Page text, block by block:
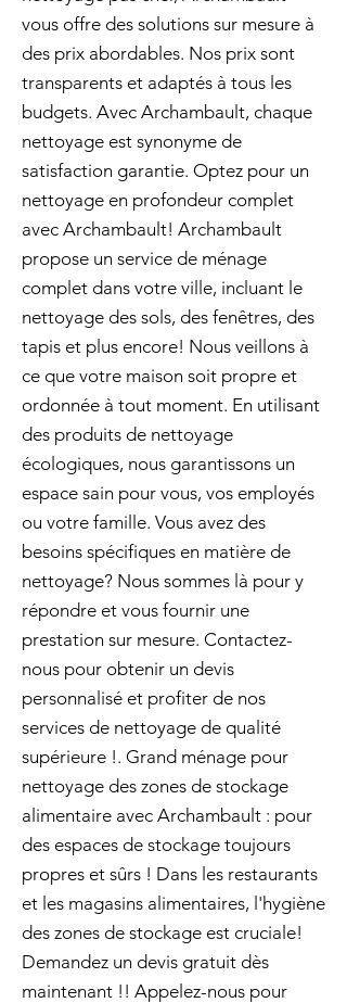
vous offre des solutions sur mesure à
des prix abordables. Nos prix sont
transparents et adaptés à tous les
budgets. Avec Archambault, chaque
nettoyage est synonyme de
satisfaction garantie. Optez pour un
nettoyage en profondeur complet
avec Archambault! Archambault
propose un service de ménage
complet dans votre ville, incluant le
nettoyage des sols, des fenêtres, des
tapis et plus encore! Nous veillons à
ce que votre maison soit propre et
ordonnée à tout moment. En utilisant
des produits de nettoyage
écologiques, nous garantissons un
espace sain pour vous, vos employés
ou votre famille. Vous avez des
besoins spécifiques en matière de
nettoyage? Nous sommes là pour y
répondre et vous fournir une
prestation sur mesure. Contactez-
nous pour obtenir un devis
personnalisé et profiter de nos
services de nettoyage de qualité
supérieure !. Grand ménage pour
nettoyage des zones de stockage
alimentaire avec Archambault : pour
des espaces de stockage toujours
propres et sûrs ! Dans les restaurants
et les magasins alimentaires, l'hygiène
des zones de stockage est cruciale!
Demandez un devis gratuit dès
maintenant !! Appelez-nous pour